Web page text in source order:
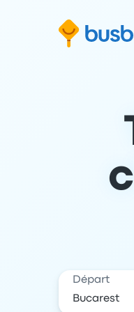
formulaire de
Aller au contenu
Aller au pied de page
Départ